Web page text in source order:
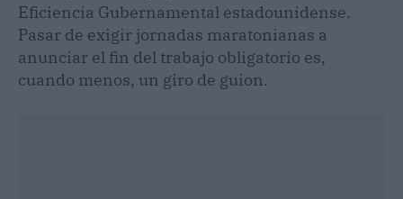
Eficiencia Gubernamental estadounidense.
Pasar de exigir jornadas maratonianas a
anunciar el fin del trabajo obligatorio es,
cuando menos, un giro de guion.